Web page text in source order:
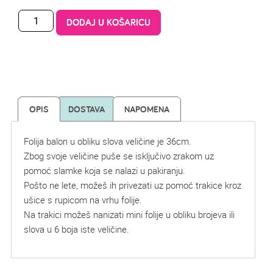
DODAJ U KOŠARICU
OPIS DOSTAVA NAPOMENA
Folija balon u obliku slova veličine je 36cm.
Zbog svoje veličine puše se isključivo zrakom uz
pomoć slamke koja se nalazi u pakiranju.
Pošto ne lete, možeš ih privezati uz pomoć trakice kroz
ušice s rupicom na vrhu folije.
Na trakici možeš nanizati mini folije u obliku brojeva ili
slova u 6 boja iste veličine.